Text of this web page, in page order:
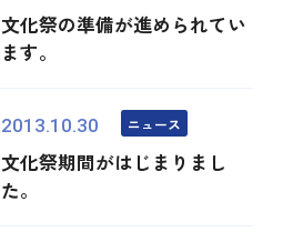
文化祭の準備が進められてい
ます。
2013.10.30 ニュース
文化祭期間がはじまりまし
た。